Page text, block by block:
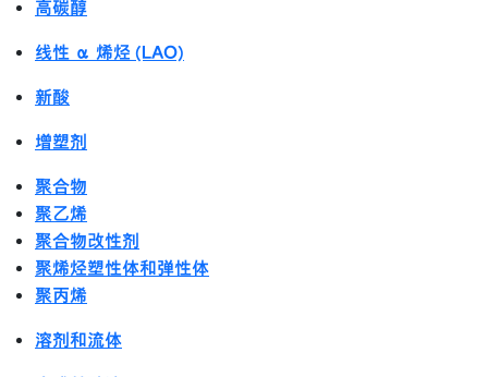
高碳醇
线性 α 烯烃 (LAO)
新酸
增塑剂
聚合物
聚乙烯
聚合物改性剂
聚烯烃塑性体和弹性体
聚丙烯
溶剂和流体